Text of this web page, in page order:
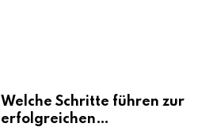
Welche Schritte führen zur
erfolgreichen